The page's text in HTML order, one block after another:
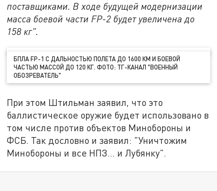
поставщиками. В ходе будущей модернизации
масса боевой части FP-2 будет увеличена до
158 кг".
БПЛА FP-1 С ДАЛЬНОСТЬЮ ПОЛЕТА ДО 1600 КМ И БОЕВОЙ
ЧАСТЬЮ МАССОЙ ДО 120 КГ. ФОТО: ТГ-КАНАЛ "ВОЕННЫЙ
ОБОЗРЕВАТЕЛЬ"
При этом Штильман заявил, что это
баллистическое оружие будет использовано в
том числе против объектов Минобороны и
ФСБ. Так дословно и заявил: "Уничтожим
Минобороны и все НПЗ... и Лубянку".